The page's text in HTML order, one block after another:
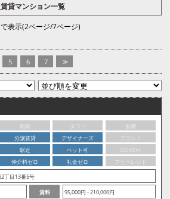
貸マンション一覧
表示(2ページ/7ページ)
5 6 7 >>
新築 タワー
低層
分譲賃貸
デザイナーズ
ブランド
駅近
ペット可
SOHO可
仲介料ゼロ
礼金ゼロ
フリーレント
丁目13番5号
賃料
95,000円 - 210,000円